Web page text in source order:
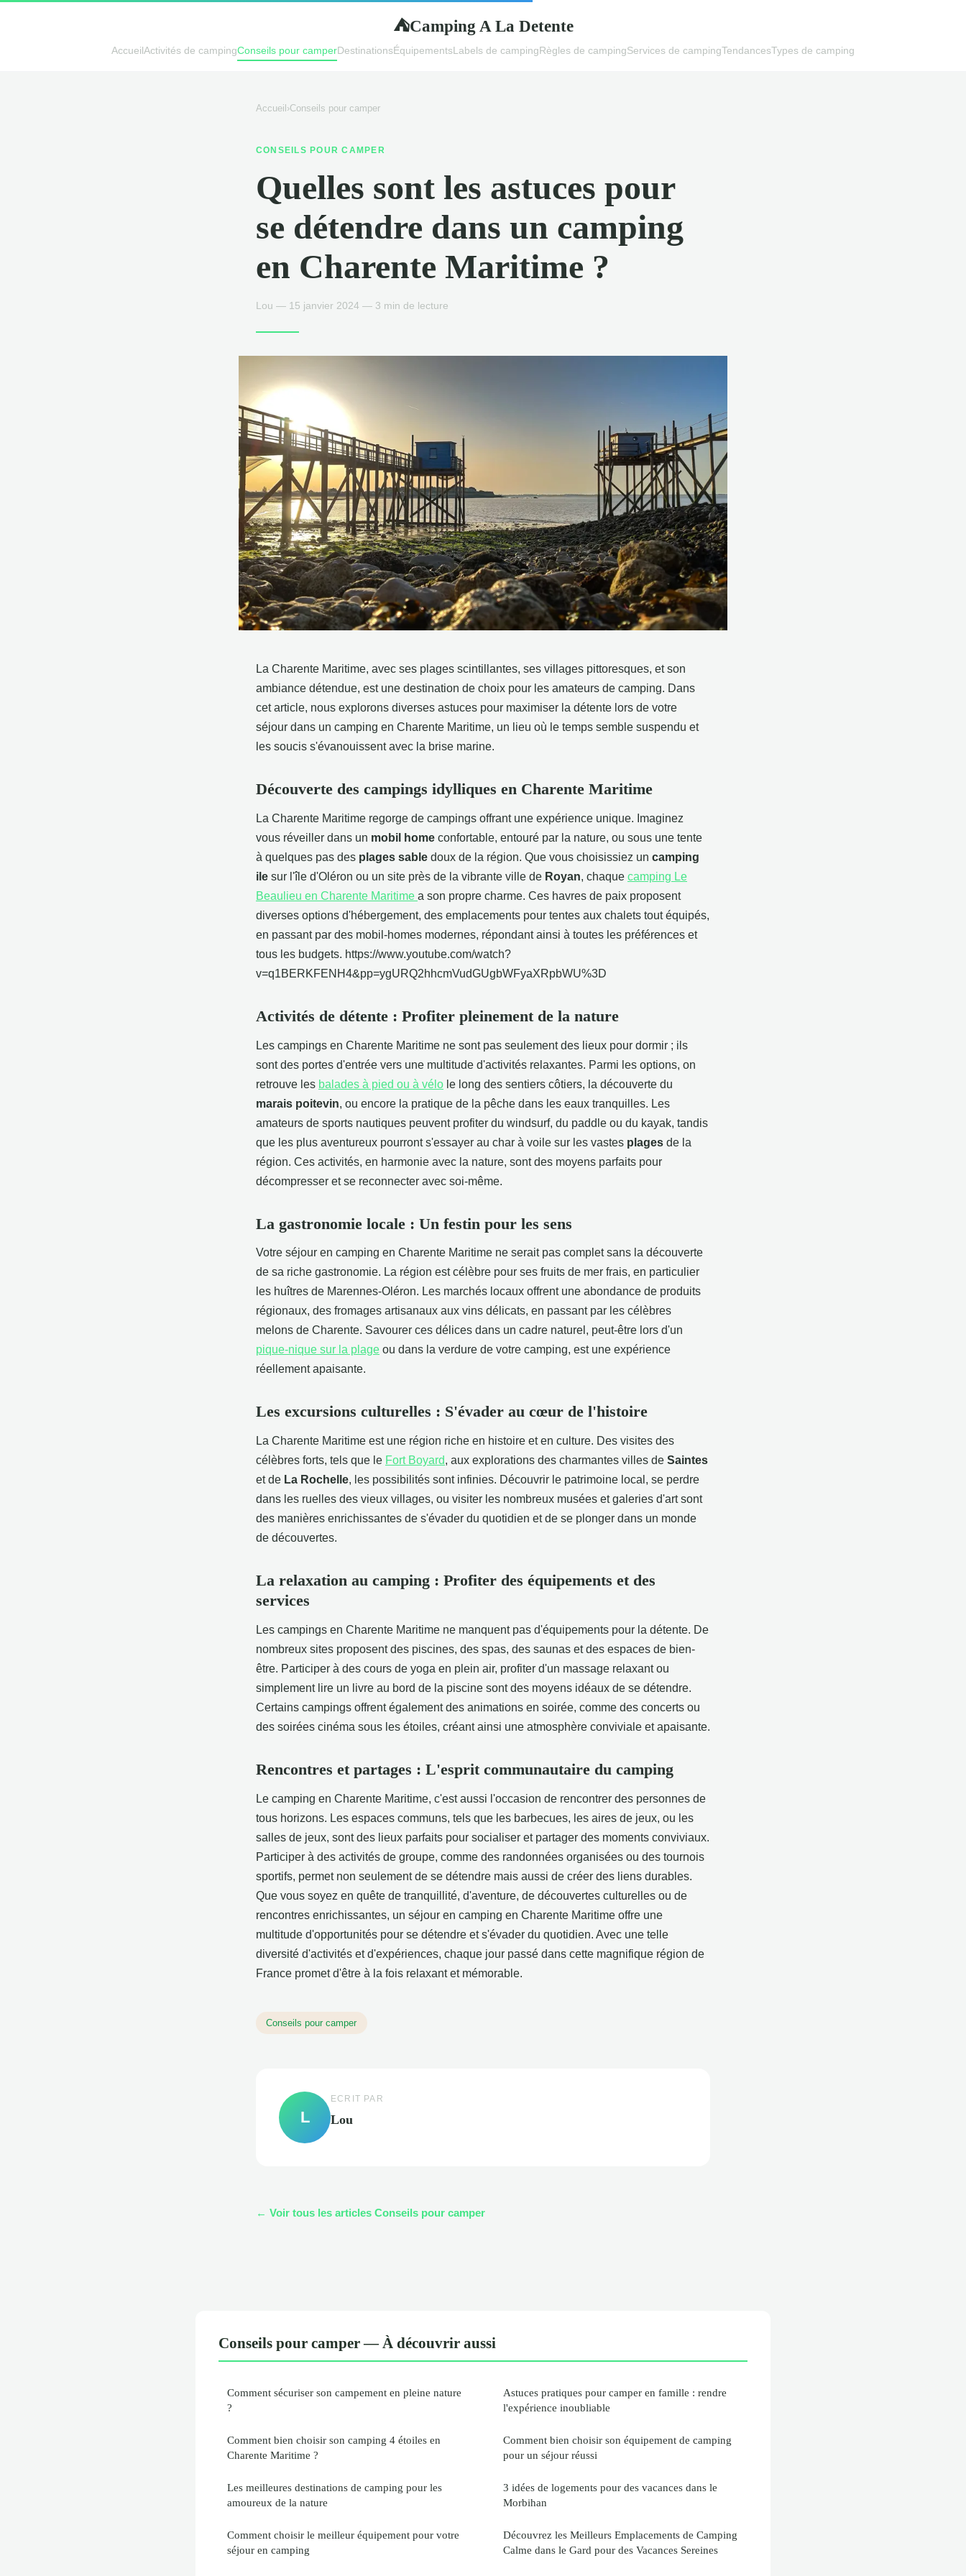
⛺Camping A La Detente
AccueilActivités de campingConseils pour camperDestinationsÉquipementsLabels de campingRègles de campingServices de campingTendancesTypes de camping
Accueil ›Conseils pour camper
CONSEILS POUR CAMPER
Quelles sont les astuces pour
se détendre dans un camping
en Charente Maritime ?
Lou — 15 janvier 2024 — 3 min de lecture
La Charente Maritime, avec ses plages scintillantes, ses villages pittoresques, et son
ambiance détendue, est une destination de choix pour les amateurs de camping. Dans
cet article, nous explorons diverses astuces pour maximiser la détente lors de votre
séjour dans un camping en Charente Maritime, un lieu où le temps semble suspendu et
les soucis s'évanouissent avec la brise marine.
Découverte des campings idylliques en Charente Maritime
La Charente Maritime regorge de campings offrant une expérience unique. Imaginez
vous réveiller dans un mobil home confortable, entouré par la nature, ou sous une tente
à quelques pas des plages sable doux de la région. Que vous choisissiez un camping
ile sur l'île d'Oléron ou un site près de la vibrante ville de Royan, chaque camping Le
Beaulieu en Charente Maritime a son propre charme. Ces havres de paix proposent
diverses options d'hébergement, des emplacements pour tentes aux chalets tout équipés,
en passant par des mobil-homes modernes, répondant ainsi à toutes les préférences et
tous les budgets. https://www.youtube.com/watch?
v=q1BERKFENH4&pp=ygURQ2hhcmVudGUgbWFyaXRpbWU%3D
Activités de détente : Profiter pleinement de la nature
Les campings en Charente Maritime ne sont pas seulement des lieux pour dormir ; ils
sont des portes d'entrée vers une multitude d'activités relaxantes. Parmi les options, on
retrouve les balades à pied ou à vélo le long des sentiers côtiers, la découverte du
marais poitevin, ou encore la pratique de la pêche dans les eaux tranquilles. Les
amateurs de sports nautiques peuvent profiter du windsurf, du paddle ou du kayak, tandis
que les plus aventureux pourront s'essayer au char à voile sur les vastes plages de la
région. Ces activités, en harmonie avec la nature, sont des moyens parfaits pour
décompresser et se reconnecter avec soi-même.
La gastronomie locale : Un festin pour les sens
Votre séjour en camping en Charente Maritime ne serait pas complet sans la découverte
de sa riche gastronomie. La région est célèbre pour ses fruits de mer frais, en particulier
les huîtres de Marennes-Oléron. Les marchés locaux offrent une abondance de produits
régionaux, des fromages artisanaux aux vins délicats, en passant par les célèbres
melons de Charente. Savourer ces délices dans un cadre naturel, peut-être lors d'un
pique-nique sur la plage ou dans la verdure de votre camping, est une expérience
réellement apaisante.
Les excursions culturelles : S'évader au cœur de l'histoire
La Charente Maritime est une région riche en histoire et en culture. Des visites des
célèbres forts, tels que le Fort Boyard, aux explorations des charmantes villes de Saintes
et de La Rochelle, les possibilités sont infinies. Découvrir le patrimoine local, se perdre
dans les ruelles des vieux villages, ou visiter les nombreux musées et galeries d'art sont
des manières enrichissantes de s'évader du quotidien et de se plonger dans un monde
de découvertes.
La relaxation au camping : Profiter des équipements et des
services
Les campings en Charente Maritime ne manquent pas d'équipements pour la détente. De
nombreux sites proposent des piscines, des spas, des saunas et des espaces de bien-
être. Participer à des cours de yoga en plein air, profiter d'un massage relaxant ou
simplement lire un livre au bord de la piscine sont des moyens idéaux de se détendre.
Certains campings offrent également des animations en soirée, comme des concerts ou
des soirées cinéma sous les étoiles, créant ainsi une atmosphère conviviale et apaisante.
Rencontres et partages : L'esprit communautaire du camping
Le camping en Charente Maritime, c'est aussi l'occasion de rencontrer des personnes de
tous horizons. Les espaces communs, tels que les barbecues, les aires de jeux, ou les
salles de jeux, sont des lieux parfaits pour socialiser et partager des moments conviviaux.
Participer à des activités de groupe, comme des randonnées organisées ou des tournois
sportifs, permet non seulement de se détendre mais aussi de créer des liens durables.
Que vous soyez en quête de tranquillité, d'aventure, de découvertes culturelles ou de
rencontres enrichissantes, un séjour en camping en Charente Maritime offre une
multitude d'opportunités pour se détendre et s'évader du quotidien. Avec une telle
diversité d'activités et d'expériences, chaque jour passé dans cette magnifique région de
France promet d'être à la fois relaxant et mémorable.
Conseils pour camper
L
ECRIT PAR
Lou
← Voir tous les articles Conseils pour camper
Conseils pour camper — À découvrir aussi
Comment sécuriser son campement en pleine nature
?
Comment bien choisir son camping 4 étoiles en
Charente Maritime ?
Les meilleures destinations de camping pour les
amoureux de la nature
Comment choisir le meilleur équipement pour votre
séjour en camping
Astuces pratiques pour camper en famille : rendre
l'expérience inoubliable
Comment bien choisir son équipement de camping
pour un séjour réussi
3 idées de logements pour des vacances dans le
Morbihan
Découvrez les Meilleurs Emplacements de Camping
Calme dans le Gard pour des Vacances Sereines